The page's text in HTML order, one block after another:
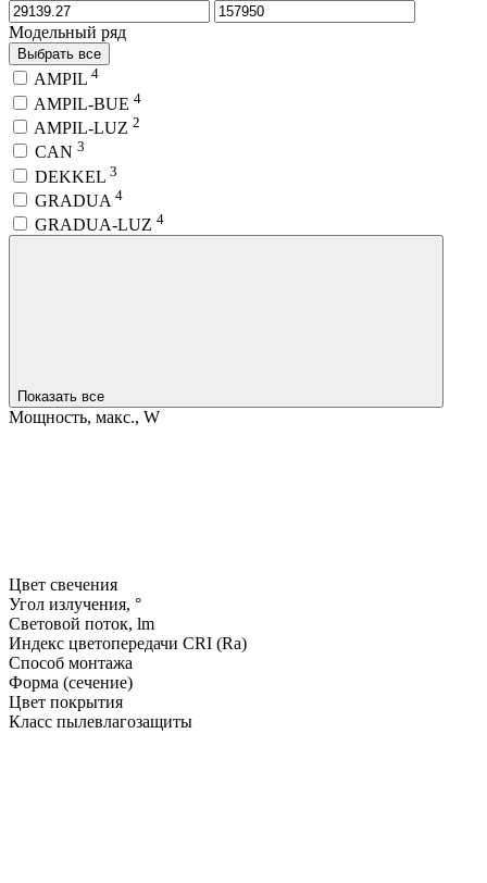
Модельный ряд
Выбрать все
AMPIL 4
AMPIL-BUE 4
AMPIL-LUZ 2
CAN 3
DEKKEL 3
GRADUA 4
GRADUA-LUZ 4
Показать все
Мощность, макс., W
Цвет свечения
Угол излучения, °
Световой поток, lm
Индекс цветопередачи CRI (Ra)
Способ монтажа
Форма (сечение)
Цвет покрытия
Класс пылевлагозащиты